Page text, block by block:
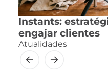
Instants:
engajar clientes
Atualidades